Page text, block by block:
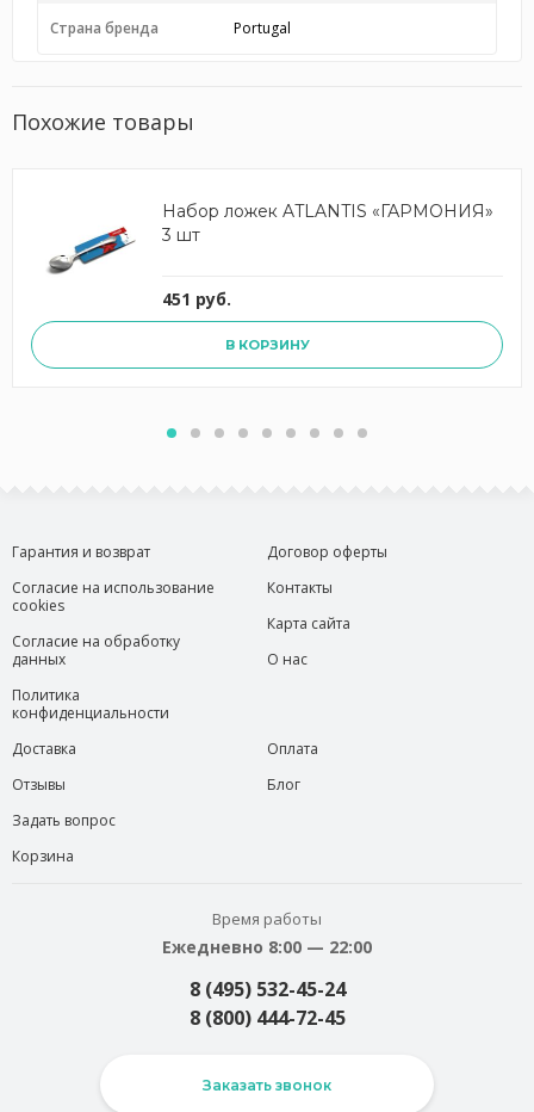
Страна бренда Portugal
Похожие товары
Набор ложек ATLANTIS «ГАРМОНИЯ»
3 шт
451 руб.
В КОРЗИНУ
Гарантия и возврат
Согласие на использование
cookies
Согласие на обработку
данных
Политика
конфиденциальности
Договор оферты
Контакты
Карта сайта
О нас
Доставка
Отзывы
Задать вопрос
Корзина
Оплата
Блог
Время работы
Ежедневно 8:00 — 22:00
8 (495) 532-45-24
8 (800) 444-72-45
Заказать звонок